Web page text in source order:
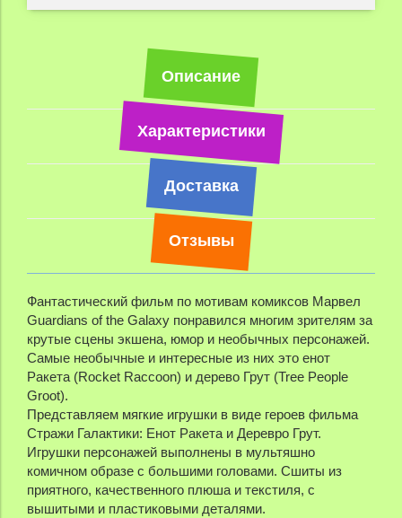
Описание
Характеристики
Доставка
Отзывы
Фантастический фильм по мотивам комиксов Марвел
Guardians of the Galaxy понравился многим зрителям за
крутые сцены экшена, юмор и необычных персонажей.
Самые необычные и интересные из них это енот
Ракета (Rocket Raccoon) и дерево Грут (Tree People
Groot).
Представляем мягкие игрушки в виде героев фильма
Стражи Галактики: Енот Ракета и Деревро Грут.
Игрушки персонажей выполнены в мультяшно
комичном образе с большими головами. Сшиты из
приятного, качественного плюша и текстиля, с
вышитыми и пластиковыми деталями.